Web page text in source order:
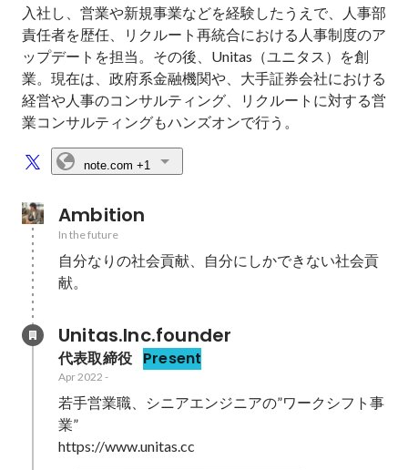
入社し、営業や新規事業などを経験したうえで、人事部
責任者を歴任、リクルート再統合における人事制度のア
ップデートを担当。その後、Unitas（ユニタス）を創
業。現在は、政府系金融機関や、大手証券会社における
経営や人事のコンサルティング、リクルートに対する営
業コンサルティングもハンズオンで行う。
note.com +1
Ambition
In the future
自分なりの社会貢献、自分にしかできない社会貢
献。
Unitas.Inc.founder
代表取締役 Present
Apr 2022 -
若手営業職、シニアエンジニアの”ワークシフト事
業”
https://www.unitas.cc